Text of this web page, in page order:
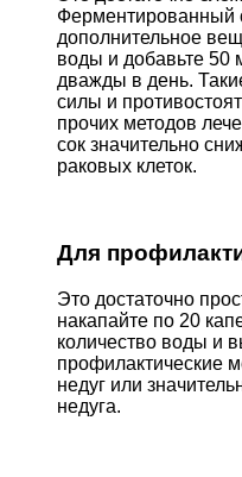
Ферментированный
дополнительное
воды и добавьте 50
дважды в день.
силы и
прочих методов
сок значительно
раковых клеток.
Для
Это достаточно
накапайте по 20
количество воды и
профилактические
недуг или
недуга.